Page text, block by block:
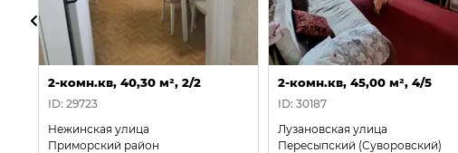
2-комн.кв, 40,30 м², 2/2
ID: 29723
Нежинская улица
Приморский район
2-комн.кв, 45,00 м², 4/5
ID: 30187
Лузановская улица
Пересыпский (Суворовский)